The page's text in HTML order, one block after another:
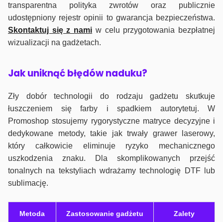
transparentna polityka zwrotów oraz publicznie
udostępniony rejestr opinii to gwarancja bezpieczeństwa.
Skontaktuj się z nami w celu przygotowania bezpłatnej
wizualizacji na gadżetach.
Jak uniknąć błędów naduku?
Zły dobór technologii do rodzaju gadżetu skutkuje
łuszczeniem się farby i spadkiem autorytetuj. W
Promoshop stosujemy rygorystyczne matryce decyzyjne i
dedykowane metody, takie jak trwały grawer laserowy,
który całkowicie eliminuje ryzyko mechanicznego
uszkodzenia znaku. Dla skomplikowanych przejść
tonalnych na tekstyliach wdrażamy technologię DTF lub
sublimację.
Metoda Zastosowanie gadżetu Zalety